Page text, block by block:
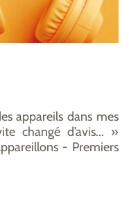
appareils dans mes
changé d’avis... »
- Premiers